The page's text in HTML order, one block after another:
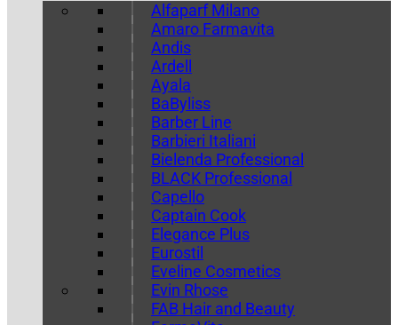
Alfaparf Milano
Amaro Farmavita
Andis
Ardell
Ayala
BaByliss
Barber Line
Barbieri Italiani
Bielenda Professional
BLACK Professional
Capello
Captain Cook
Elegance Plus
Eurostil
Eveline Cosmetics
Evin Rhose
FAB Hair and Beauty